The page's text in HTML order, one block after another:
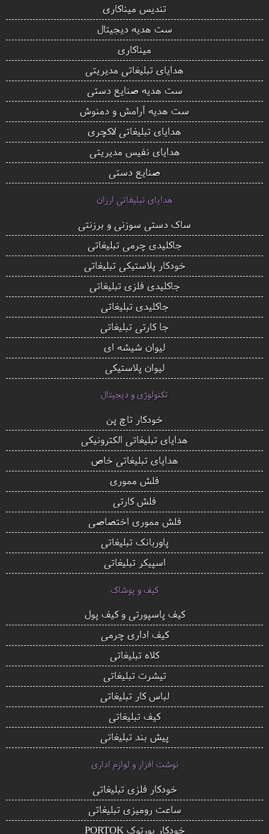
تندیس میناکاری
ست هدیه دیجیتال
میناکاری
هدایای تبلیغاتی مدیریتی
ست هدیه صنایع دستی
ست هدیه آرامش و دمنوش
هدایای تبلیغاتی لاکچری
هدایای نفیس مدیریتی
صنایع دستی
هدایای تبلیغاتی ارزان
ساک دستی سوزنی و برزنتی
جاکلیدی چرمی تبلیغاتی
خودکار پلاستیکی تبلیغاتی
جاکلیدی فلزی تبلیغاتی
جاکلیدی تبلیغاتی
جا کارتی تبلیغاتی
لیوان شیشه ای
لیوان پلاستیکی
تکنولوژی و دیجیتال
خودکار تاچ پن
هدایای تبلیغاتی الکترونیکی
هدایای تبلیغاتی خاص
فلش مموری
فلش کارتی
فلش مموری اختصاصی
پاوربانک تبلیغاتی
اسپیکر تبلیغاتی
کیف و پوشاک
کیف پاسپورتی و کیف پول
کیف اداری چرمی
کلاه تبلیغاتی
تیشرت تبلیغاتی
لباس کار تبلیغاتی
کیف تبلیغاتی
پیش بند تبلیغاتی
نوشت افزار و لوازم اداری
خودکار فلزی تبلیغاتی
ساعت رومیزی تبلیغاتی
خودکار پورتوک PORTOK